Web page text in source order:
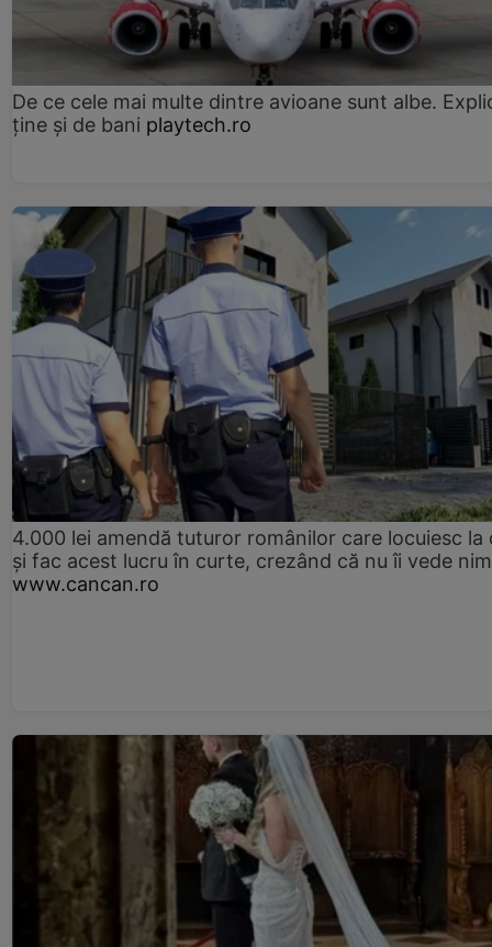
De ce cele mai multe dintre avioane sunt albe.
ține și de bani playtech.ro
4.000 lei amendă tuturor românilor care locuiesc la
și fac acest lucru în curte, crezând că nu îi vede
www.cancan.ro